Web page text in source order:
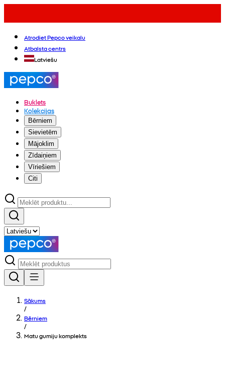
Atrodiet Pepco veikalu
Atbalsta centrs
Latviešu
Buklets
Kolekcijas
Bērniem
Sievietēm
Mājoklim
Zīdaiņiem
Vīriešiem
Citi
Sākums
/
Bērniem
/
Matu gumiju komplekts